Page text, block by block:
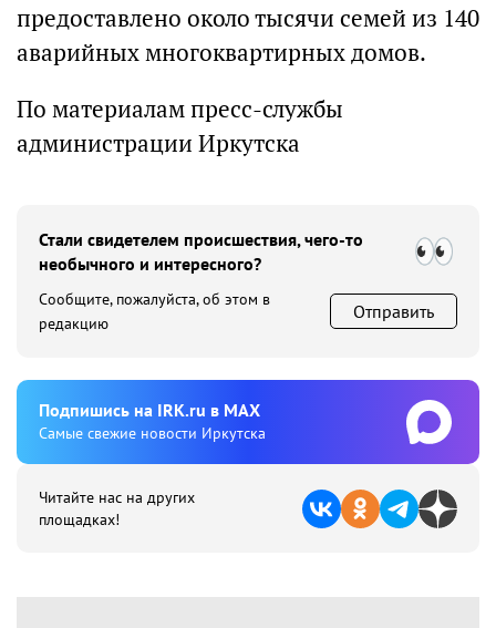
предоставлено около тысячи семей из 140
аварийных многоквартирных домов.
По материалам пресс-службы
администрации Иркутска
Стали свидетелем происшествия, чего-то
необычного и интересного?
Сообщите, пожалуйста, об этом в
редакцию
Отправить
Подпишиcь на IRK.ru в MAX
Cамые свежие новости Иркутска
Читайте нас на других
площадках!